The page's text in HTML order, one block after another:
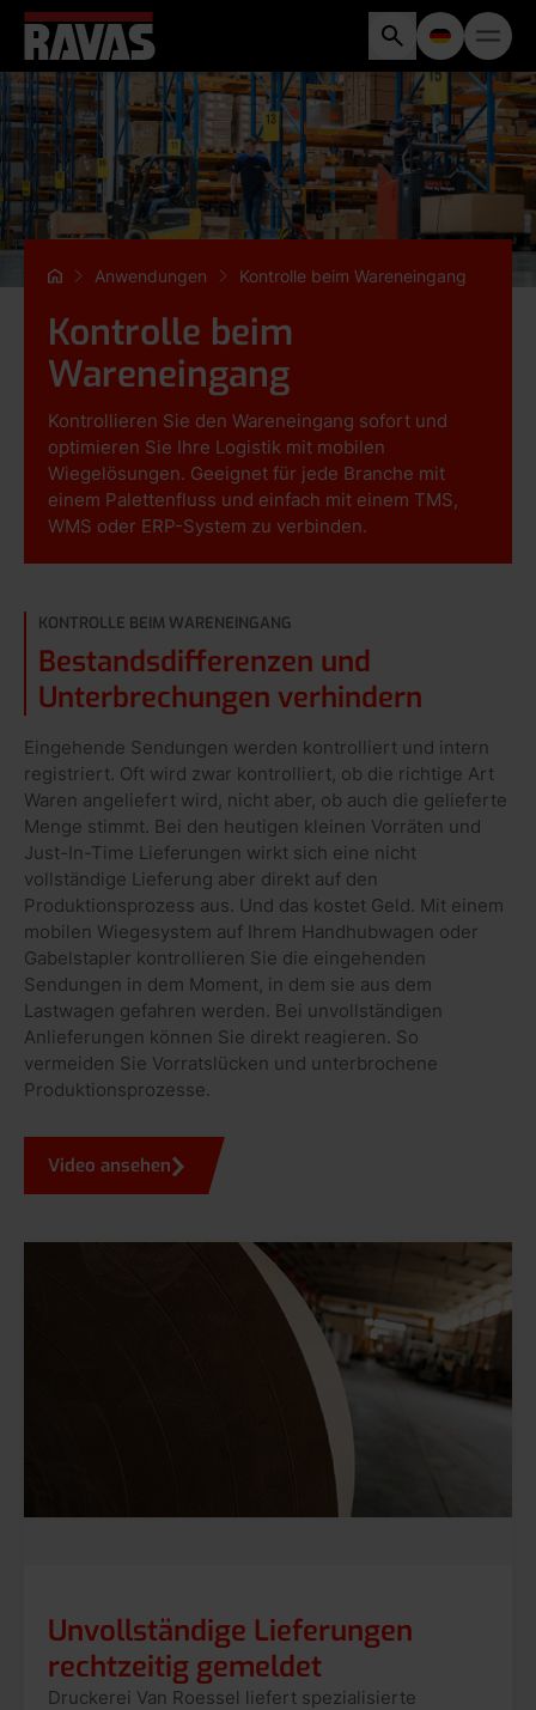
Anwendungen Kontrolle beim Wareneingang
Kontrolle beim
Wareneingang
Kontrollieren Sie den Wareneingang sofort und
optimieren Sie Ihre Logistik mit mobilen
Wiegelösungen. Geeignet für jede Branche mit
einem Palettenfluss und einfach mit einem TMS,
WMS oder ERP-System zu verbinden.
KONTROLLE BEIM WARENEINGANG
Bestandsdifferenzen und
Unterbrechungen verhindern
Eingehende Sendungen werden kontrolliert und intern
registriert. Oft wird zwar kontrolliert, ob die richtige Art
Waren angeliefert wird, nicht aber, ob auch die gelieferte
Menge stimmt. Bei den heutigen kleinen Vorräten und
Just-In-Time Lieferungen wirkt sich eine nicht
vollständige Lieferung aber direkt auf den
Produktionsprozess aus. Und das kostet Geld. Mit einem
mobilen Wiegesystem auf Ihrem Handhubwagen oder
Gabelstapler kontrollieren Sie die eingehenden
Sendungen in dem Moment, in dem sie aus dem
Lastwagen gefahren werden. Bei unvollständigen
Anlieferungen können Sie direkt reagieren. So
vermeiden Sie Vorratslücken und unterbrochene
Produktionsprozesse.
Video ansehen
Unvollständige Lieferungen
rechtzeitig gemeldet
Druckerei Van Roessel liefert spezialisierte